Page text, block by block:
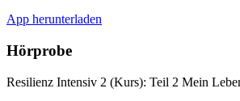
App herunterladen
Hörprobe
Resilienz Intensiv 2 (Kurs): Teil 2 Mein